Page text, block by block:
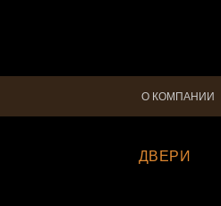
О КОМПАНИИ
ДВЕРИ